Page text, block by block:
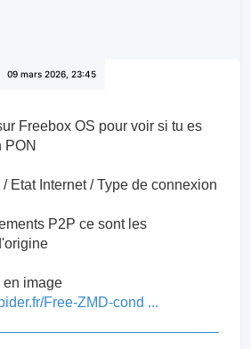
09 mars 2026, 23:45
Freebox OS pour voir si tu es
PON
Etat Internet / Type de connexion
P2P ce sont les
en image
Free-ZMD-cond ...